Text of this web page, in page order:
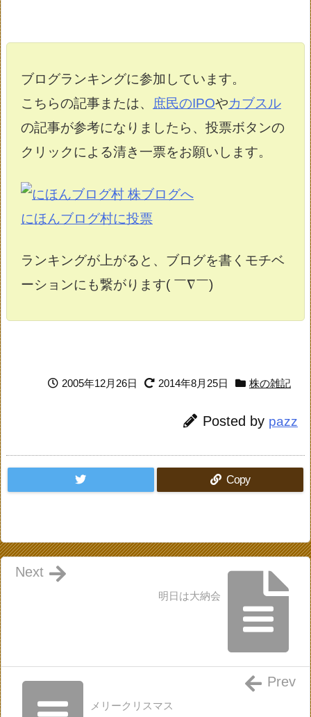
ブログランキングに参加しています。
こちらの記事または、 庶民のIPOやカブスル
の記事が参考になりましたら、投票ボタンの
クリックによる清き一票をお願いします。
にほんブログ村に投票
ランキングが上がると、ブログを書くモチベ
ーションにも繋がります( ￣∇￣)
2005年12月26日 2014年8月25日 株の雑記
Posted by pazz
Copy
明日は大納会
Next
メリークリスマス
Prev